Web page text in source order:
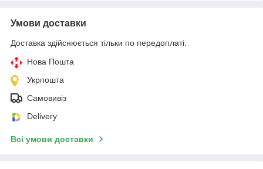
Умови доставки
Доставка здійснюється тільки по передоплаті.
Нова Пошта
Укрпошта
Самовивіз
Delivery
Всі умови доставки